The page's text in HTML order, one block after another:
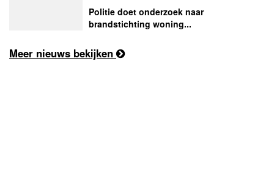
Politie doet onderzoek naar
brandstichting woning...
Meer nieuws bekijken